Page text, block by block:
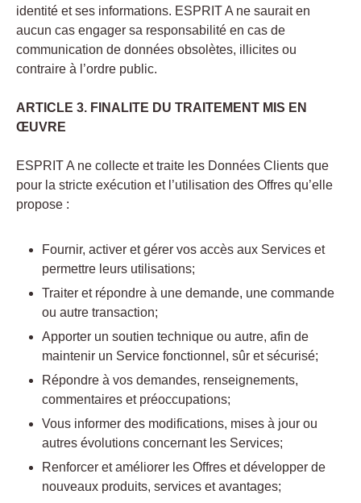
identité et ses informations. ESPRIT A ne saurait en
aucun cas engager sa responsabilité en cas de
communication de données obsolètes, illicites ou
contraire à l’ordre public.
ARTICLE 3. FINALITE DU TRAITEMENT MIS EN
ŒUVRE
ESPRIT A ne collecte et traite les Données Clients que
pour la stricte exécution et l’utilisation des Offres qu’elle
propose :
Fournir, activer et gérer vos accès aux Services et
permettre leurs utilisations;
Traiter et répondre à une demande, une commande
ou autre transaction;
Apporter un soutien technique ou autre, afin de
maintenir un Service fonctionnel, sûr et sécurisé;
Répondre à vos demandes, renseignements,
commentaires et préoccupations;
Vous informer des modifications, mises à jour ou
autres évolutions concernant les Services;
Renforcer et améliorer les Offres et développer de
nouveaux produits, services et avantages;